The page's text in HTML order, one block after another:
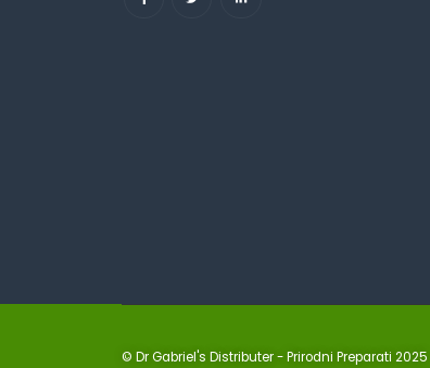
© Dr Gabriel's Distributer - Prirodni Preparati 2025